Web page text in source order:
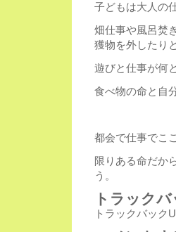
子どもは大人の
畑仕事や風呂焚
獲物を外したり
遊びと仕事が何
食べ物の命と自
都会で仕事でこ
限りある命だか
う。
トラック
トラックバック